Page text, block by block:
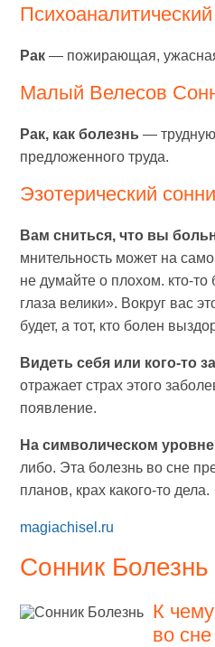
Рак — пожирающая,
Малый Велесов
Рак, как болезнь —
предложенного труда.
Эзотерический
Вам сниться, что вы
мнительность может на
не думайте о плохом. кто-то
глаза велики». Вокруг вас
будет, а тот, кто болен
Видеть себя или кого-то
отражает страх этого
появление.
На символическом уровне
либо. Эта болезнь во сне
планов, крах какого-то дела.
magiachisel.ru
Сонник Болезнь
К
во